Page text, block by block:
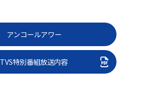
アンコールアワー
TVS特別番組放送内容